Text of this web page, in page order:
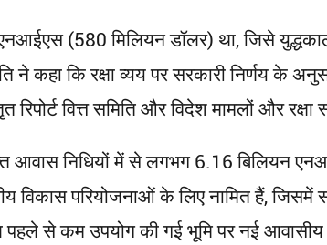
(580 मिलियन डॉलर) था, जिसे
ने कहा कि रक्षा व्यय पर सरकारी निर्णय के
रिपोर्ट वित्त समिति और विदेश मामलों और
निधियों में से लगभग 6.16 बिलियन
परियोजनाओं के लिए नामित हैं, जिसमें
से कम उपयोग की गई भूमि पर नई आवासीय